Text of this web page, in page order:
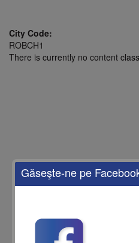
City Code:
ROBCH1
There is currently no content
Găseşte-ne pe